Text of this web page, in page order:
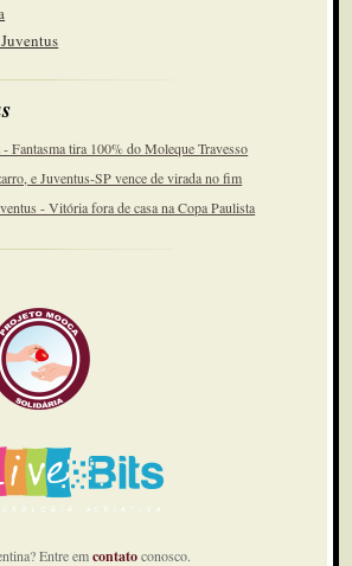
Fantasma tira 100% do Moleque Travesso
e Juventus-SP vence de virada no fim
- Vitória fora de casa na Copa Paulista
Entre emcontatoconosco.